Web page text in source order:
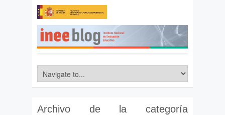
Archivo de la categoría